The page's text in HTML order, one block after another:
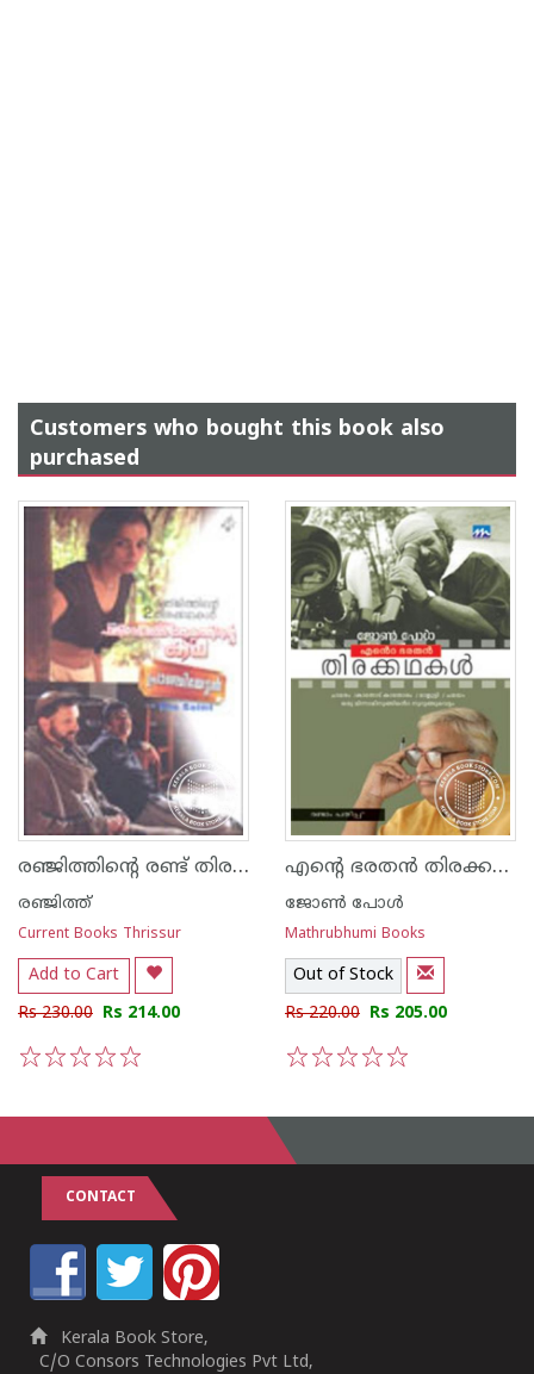
Customers who bought this book also
purchased
രഞ്ജിത്തിന്റെ രണ്ട് തിരകഥകള്‍ പാലേരി മാണിക്കം പ്രാഞ്ചിയേട്ടന്‍
രഞ്ജിത്ത്
Current Books Thrissur
Add to Cart
Rs 230.00 Rs 214.00
എന്റെ ഭരതന്‍ തിരക്കഥകള്‍
ജോണ്‍ പോള്‍
Mathrubhumi Books
Out of Stock
Rs 220.00 Rs 205.00
CONTACT
Kerala Book Store,
C/O Consors Technologies Pvt Ltd,